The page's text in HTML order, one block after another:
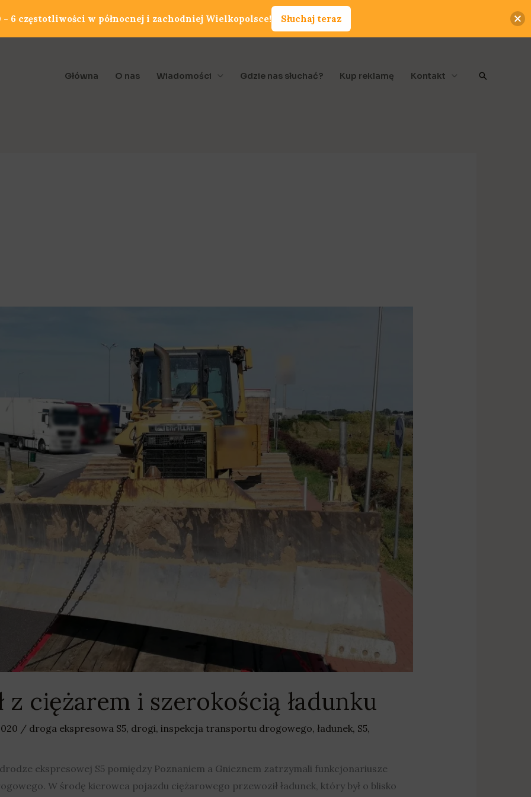
Główna O nas Wiadomości Gdzie nas słuchać? Kup reklamę Kontakt Szukaj
z ciężarem i szerokością ładunku
/ droga ekspresowa S5, drogi, inspekcja transportu drogowego, ładunek, S5,
ekspresowej S5 pomiędzy Poznaniem a Gnieznem zatrzymali funkcjonariusze
W środę kierowca pojazdu ciężarowego przewoził ładunek, który był o blisko
6 częstotliwości w północnej i zachodniej Wielkopolsce! Słuchaj teraz